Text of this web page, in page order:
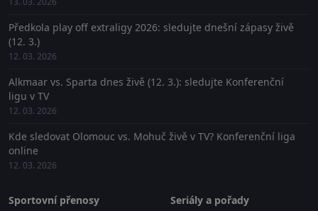
Předkola play off extraligy 2026: sledujte dnešní zápasy živě
(12. 3.)
12. 03. 2026
Alkmaar vs. Sparta dnes živě (12. 3.): sledujte Konferenční
ligu v TV
12. 03. 2026
Kde sledovat Olomouc vs. Mohuč živě v TV? Konferenční liga
online
12. 03. 2026
Sportovní přenosy
Seriály a pořady